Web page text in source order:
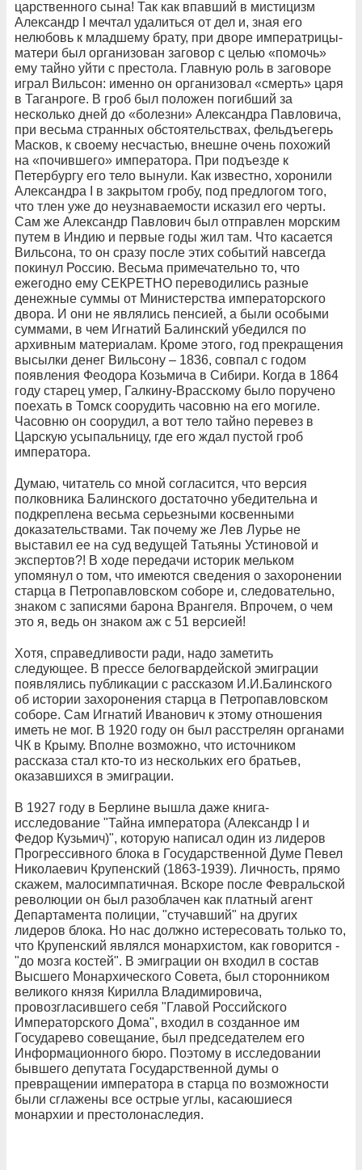
царственного сына! Так как впавший в мистицизм
Александр I мечтал удалиться от дел и, зная его
нелюбовь к младшему брату, при дворе императрицы-
матери был организован заговор с целью «помочь»
ему тайно уйти с престола. Главную роль в заговоре
играл Вильсон: именно он организовал «смерть» царя
в Таганроге. В гроб был положен погибший за
несколько дней до «болезни» Александра Павловича,
при весьма странных обстоятельствах, фельдъегерь
Масков, к своему несчастью, внешне очень похожий
на «почившего» императора. При подъезде к
Петербургу его тело вынули. Как известно, хоронили
Александра I в закрытом гробу, под предлогом того,
что тлен уже до неузнаваемости исказил его черты.
Сам же Александр Павлович был отправлен морским
путем в Индию и первые годы жил там. Что касается
Вильсона, то он сразу после этих событий навсегда
покинул Россию. Весьма примечательно то, что
ежегодно ему СЕКРЕТНО переводились разные
денежные суммы от Министерства императорского
двора. И они не являлись пенсией, а были особыми
суммами, в чем Игнатий Балинский убедился по
архивным материалам. Кроме этого, год прекращения
высылки денег Вильсону – 1836, совпал с годом
появления Феодора Козьмича в Сибири. Когда в 1864
году старец умер, Галкину-Врасскому было поручено
поехать в Томск соорудить часовню на его могиле.
Часовню он соорудил, а вот тело тайно перевез в
Царскую усыпальницу, где его ждал пустой гроб
императора.
Думаю, читатель со мной согласится, что версия
полковника Балинского достаточно убедительна и
подкреплена весьма серьезными косвенными
доказательствами. Так почему же Лев Лурье не
выставил ее на суд ведущей Татьяны Устиновой и
экспертов?! В ходе передачи историк мельком
упомянул о том, что имеются сведения о захоронении
старца в Петропавловском соборе и, следовательно,
знаком с записями барона Врангеля. Впрочем, о чем
это я, ведь он знаком аж с 51 версией!
Хотя, справедливости ради, надо заметить
следующее. В прессе белогвардейской эмиграции
появлялись публикации с рассказом И.И.Балинского
об истории захоронения старца в Петропавловском
соборе. Сам Игнатий Иванович к этому отношения
иметь не мог. В 1920 году он был расстрелян органами
ЧК в Крыму. Вполне возможно, что источником
рассказа стал кто-то из нескольких его братьев,
оказавшихся в эмиграции.
В 1927 году в Берлине вышла даже книга-
исследование "Тайна императора (Александр I и
Федор Кузьмич)", которую написал один из лидеров
Прогрессивного блока в Государственной Думе Певел
Николаевич Крупенский (1863-1939). Личность, прямо
скажем, малосимпатичная. Вскоре после Февральской
революции он был разоблачен как платный агент
Департамента полиции, "стучавший" на других
лидеров блока. Но нас должно истересовать только то,
что Крупенский являлся монархистом, как говорится -
"до мозга костей". В эмиграции он входил в состав
Высшего Монархического Совета, был сторонником
великого князя Кирилла Владимировича,
провозгласившего себя "Главой Российского
Императорского Дома", входил в созданное им
Государево совещание, был председателем его
Информационного бюро. Поэтому в исследовании
бывшего депутата Государственной думы о
превращении императора в старца по возможности
были сглажены все острые углы, касаюшиеся
монархии и престолонаследия.